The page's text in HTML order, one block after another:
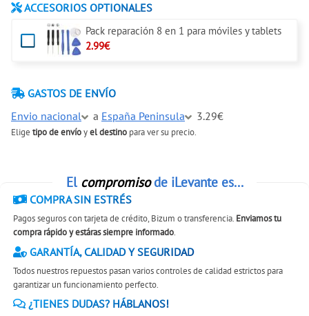
ACCESORIOS OPTIONALES
Pack reparación 8 en 1 para móviles y tablets
2.99€
GASTOS DE ENVÍO
Envio nacional
a España Peninsula 3.29€
Elige tipo de envíoyel destino para ver su precio.
El compromisode iLevante es...
COMPRA SIN ESTRÉS
Pagos seguros con tarjeta de crédito, Bizum o transferencia. Enviamos tu
compra rápido y estáras siempre informado.
GARANTÍA, CALIDAD Y SEGURIDAD
Todos nuestros repuestos pasan varios controles de calidad estrictos para
garantizar un funcionamiento perfecto.
¿TIENES DUDAS? HÁBLANOS!